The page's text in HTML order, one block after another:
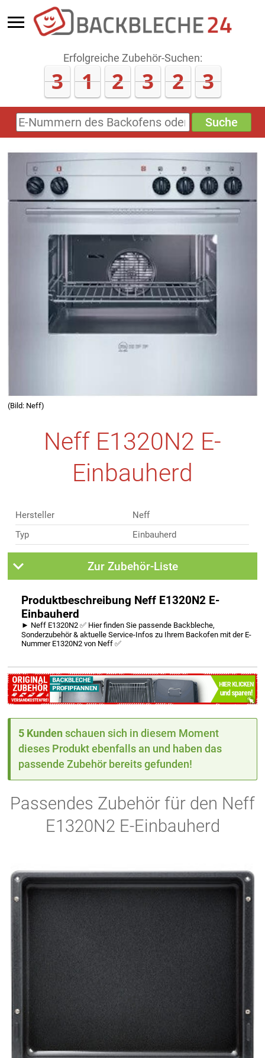
Erfolgreiche Zubehör-Suchen:
3 1 2 3 2 3
E-
Nummern
oder
Zubehörs
(keine
Sonderzeichen)
Suche
(Bild: Neff)
Neff E1320N2 E-
Einbauherd
Hersteller
Neff
Typ
Einbauherd
Zur Zubehör-Liste
Produktbeschreibung Neff E1320N2 E-
Einbauherd
► Neff E1320N2 ✅ Hier finden Sie passende Backbleche,
Sonderzubehör & aktuelle Service-Infos zu Ihrem Backofen mit der E-
Nummer E1320N2 von Neff ✅
5 Kunden schauen sich in diesem Moment
dieses Produkt ebenfalls an und haben das
passende Zubehör bereits gefunden!
Passendes Zubehör für den Neff
E1320N2 E-Einbauherd